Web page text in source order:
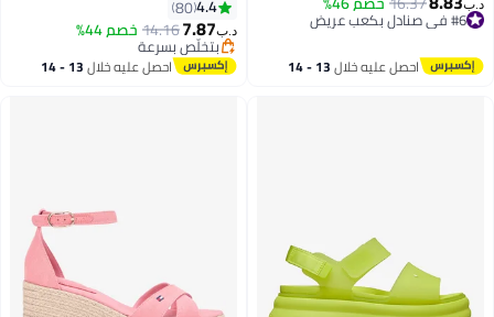
د.ب‏
#6 في صنادل بكعب عريض
احصل عليه خلال 13 - 14
8
عصرية مائلة للفتيات، أحذية صيفية
مريحة وتنفسية للشاطئ، حذاء
مصعد غير انزلاق، أحذية جلدية
مقاومة للماء في الحمام، حذاء
4.4
80
د.ب‏7.87
14.16خصم 44%
بتخلّص بسرعة
بتخلّص بسرعةاحصل عليه خلال 13 - 14